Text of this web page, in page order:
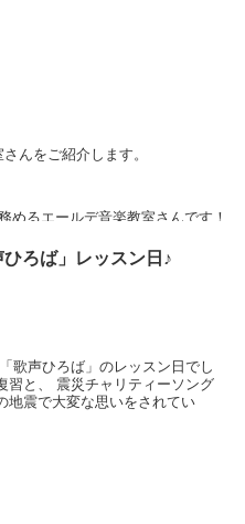
んをご紹介します。
めるエールデ音楽教室さんです！
ひろば」レッスン日♪
歌声ひろば」のレッスン日でし
習と、 震災チャリティーソング
地震で大変な思いをされてい